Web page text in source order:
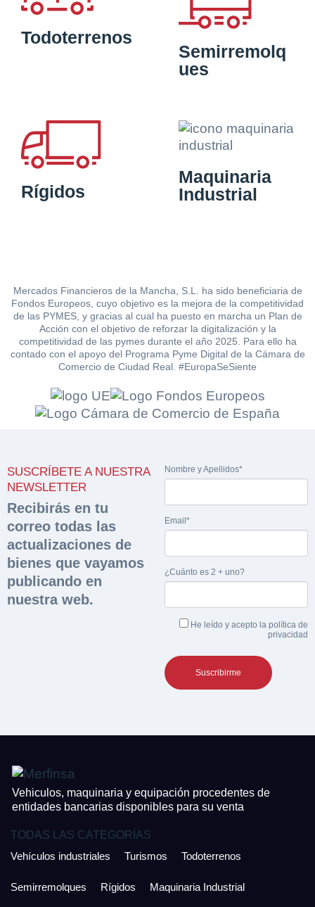
Todoterrenos
Semirremolq
ues
Rígidos
Maquinaria
Industrial
Mercados Financieros de la Mancha, S.L. ha sido beneficiaria de
Fondos Europeos, cuyo objetivo es la mejora de la competitividad
de las PYMES, y gracias al cual ha puesto en marcha un Plan de
Acción con el objetivo de reforzar la digitalización y la
competitividad de las pymes durante el año 2025. Para ello ha
contado con el apoyo del Programa Pyme Digital de la Cámara de
Comercio de Ciudad Real. #EuropaSeSiente
SUSCRÍBETE A NUESTRA
NEWSLETTER
Recibirás en tu
correo todas las
actualizaciones de
bienes que vayamos
publicando en
nuestra web.
Nombre y Apellidos*
Email*
¿Cuánto es 2 + uno?
He leído y acepto la política de
privacidad
Vehiculos, maquinaria y equipación procedentes de
entidades bancarias disponibles para su venta
TODAS LAS CATEGORÍAS
Vehículos industriales
Turismos Todoterrenos
Semirremolques Rígidos Maquinaria Industrial
documentación
sobre la peritación
Rellene este formulario y recibirá en su email el
enlace para descargar la documentación
Nombre y Apellidos*
Email*
Acepto la
Razón social* CIF/DNI Ofertante*
Teléfono* Email*
Nombre y Apellidos*
Sobre Merfinsa
Venta de bienes muebles
Vehículos